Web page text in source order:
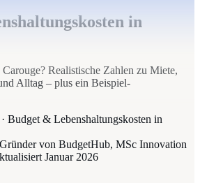
in
Realistische Zahlen zu Miete,
Alltag – plus ein Beispiel-
· Budget & Lebenshaltungskosten in
Gründer von BudgetHub, MSc Innovation
Januar 2026